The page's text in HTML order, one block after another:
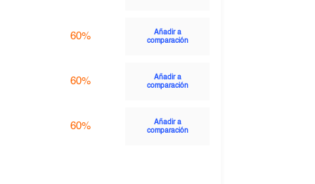
60%
Añadir a
comparación
60%
Añadir a
comparación
60%
Añadir a
comparación